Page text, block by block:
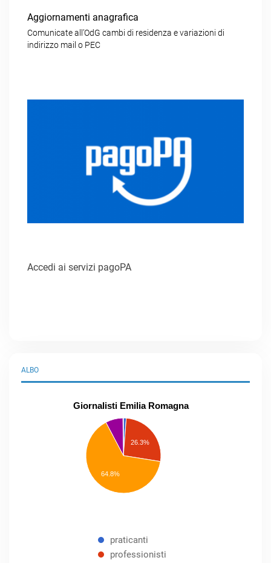
Aggiornamenti anagrafica
Comunicate all’OdG cambi di residenza e variazioni di
indirizzo mail o PEC
Accedi ai servizi pagoPA
ALBO
Giornalisti Emilia Romagna
26.3%
64.8%
praticanti
professionisti